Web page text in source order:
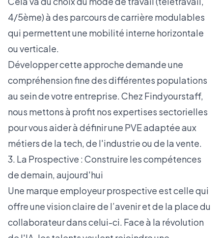
4/5ème) à des parcours de carrière modulables
qui permettent une mobilité interne horizontale
ou verticale.
Développer cette approche demande une
compréhension fine des différentes populations
au sein de votre entreprise. Chez Findyourstaff,
nous mettons à profit nos expertises sectorielles
pour vous aider à définir une PVE adaptée aux
métiers de la tech, de l'industrie ou de la vente.
3. La Prospective : Construire les compétences
de demain, aujourd'hui
Une marque employeur prospective est celle qui
offre une vision claire de l’avenir et de la place du
collaborateur dans celui-ci. Face à la révolution